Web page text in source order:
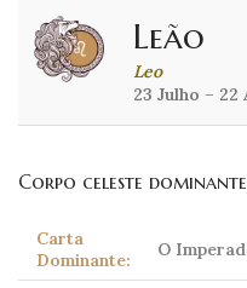
Leão
Leo
23 Julho – 22
Corpo celeste
Carta
Dominante:
O